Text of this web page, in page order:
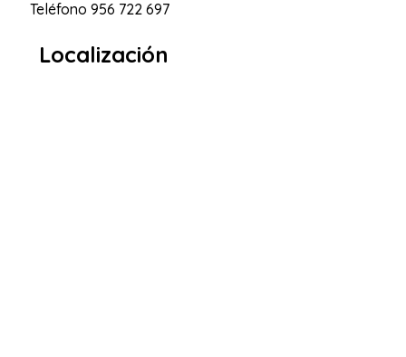
Teléfono 956 722 697
Localización